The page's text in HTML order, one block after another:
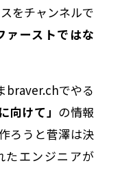
をチャンネルで
ァーストではな
braver.chでやる
向けて」 の情報
ろうと菅澤は決
たエンジニアが